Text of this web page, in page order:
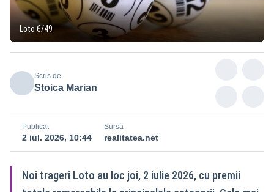
Loto 6/49
Scris de
Stoica Marian
Publicat
2 iul. 2026, 10:44
Sursă
realitatea.net
Noi trageri Loto au loc joi, 2 iulie 2026, cu premii